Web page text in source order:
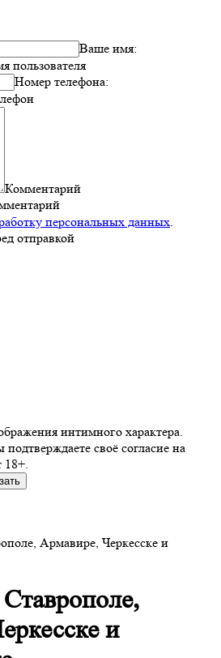
Ваше имя:
пользователя
Номер телефона:
Комментарий
персональных данных.
отправкой
интимного характера.
своё согласие на
18+.
Армавире, Черкесске и
и